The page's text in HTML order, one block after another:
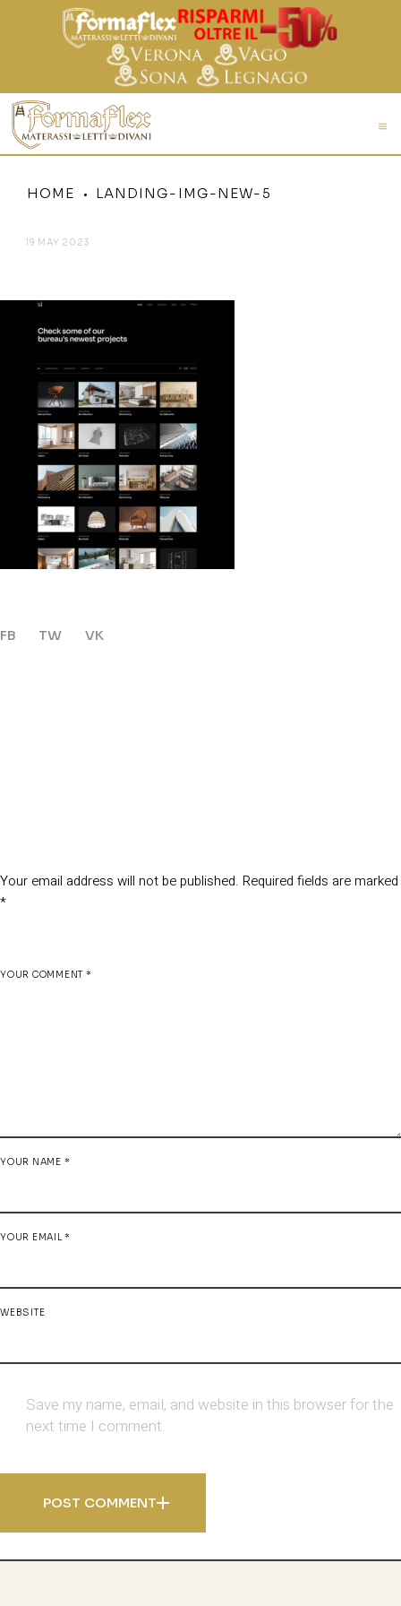
HOME LANDING-IMG-NEW-5
19 MAY 2023
FB TW VK
Your email address will not be published. Required fields are marked
*
YOUR COMMENT *
YOUR NAME *
YOUR EMAIL *
WEBSITE
Save my name, email, and website in this browser for the
next time I comment.
POST COMMENT